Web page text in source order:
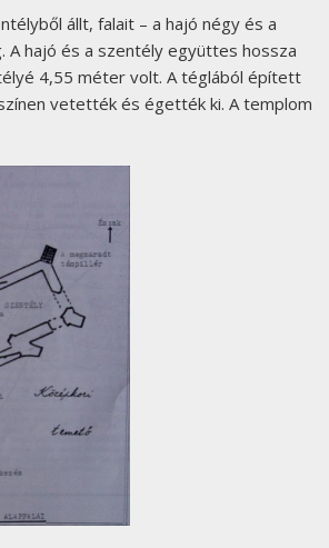
állt, falait – a hajó négy és a
hajó és a szentély együttes hossza
4,55 méter volt. A téglából épített
vetették és égették ki. A templom